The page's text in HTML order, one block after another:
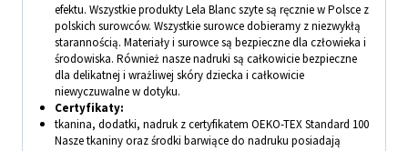
efektu. Wszystkie produkty Lela Blanc szyte są ręcznie w Polsce z
polskich surowców. Wszystkie surowce dobieramy z niezwykłą
starannością. Materiały i surowce są bezpieczne dla człowieka i
środowiska. Również nasze nadruki są całkowicie bezpieczne
dla delikatnej i wrażliwej skóry dziecka i całkowicie
niewyczuwalne w dotyku.
Certyfikaty:
tkanina, dodatki, nadruk z certyfikatem OEKO-TEX Standard 100
Nasze tkaniny oraz środki barwiące do nadruku posiadają